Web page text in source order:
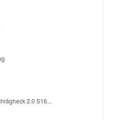
2.0 S16...